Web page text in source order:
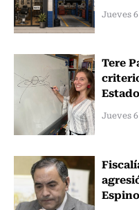
Jueves
Tere
Jueves